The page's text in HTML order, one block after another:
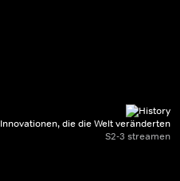
Innovationen, die die Welt veränderten
S2-3 streamen